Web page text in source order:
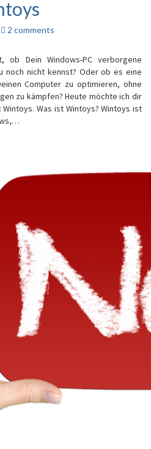
Comments
2 comments
ob Dein Windows-PC verborgene
noch nicht kennst? Oder ob es eine
Computer zu optimieren, ohne
zu kämpfen? Heute möchte ich dir
Was ist Wintoys? Wintoys ist